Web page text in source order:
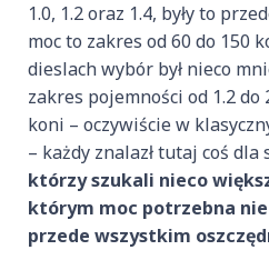
1.0, 1.2 oraz 1.4, były to
moc to zakres od 60 do 150
dieslach wybór był nieco
zakres pojemności od 1.2 do
koni – oczywiście w
– każdy znalazł tutaj coś dla
którzy szukali nieco
którym moc potrzebna nie
przede wszystkim